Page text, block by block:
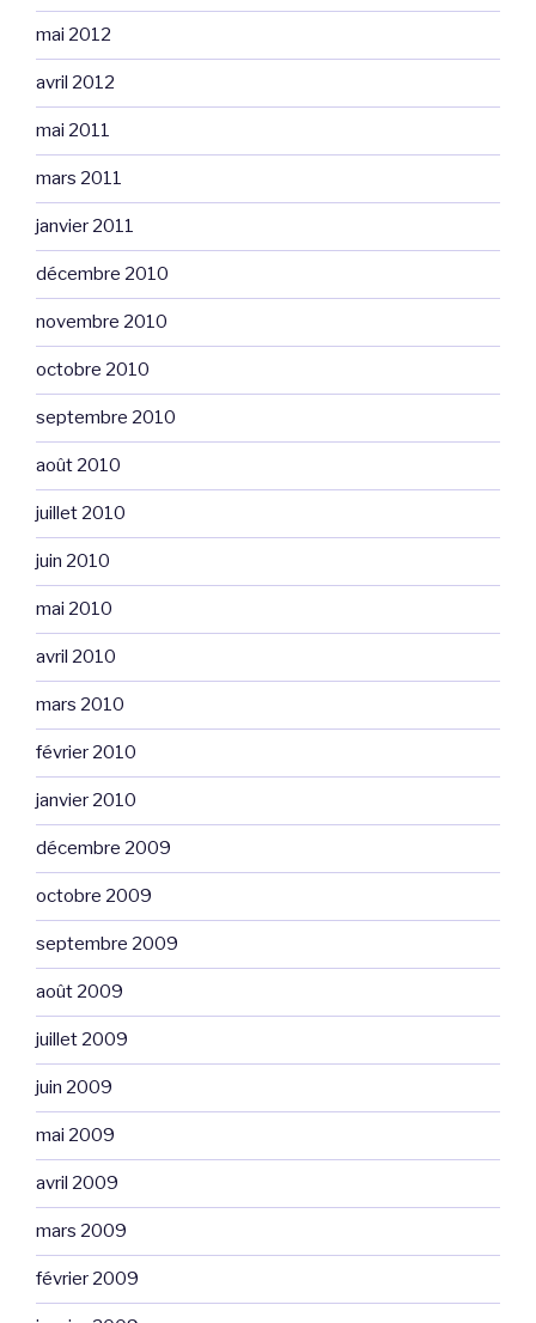
mai 2012
avril 2012
mai 2011
mars 2011
janvier 2011
décembre 2010
novembre 2010
octobre 2010
septembre 2010
août 2010
juillet 2010
juin 2010
mai 2010
avril 2010
mars 2010
février 2010
janvier 2010
décembre 2009
octobre 2009
septembre 2009
août 2009
juillet 2009
juin 2009
mai 2009
avril 2009
mars 2009
février 2009